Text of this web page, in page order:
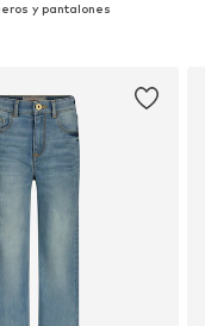
y pantalones